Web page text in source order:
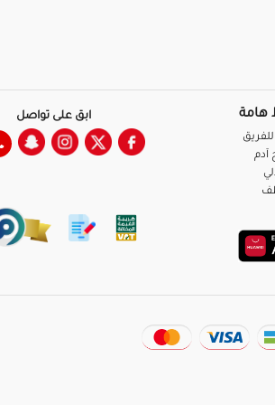
هامة
آدم
ابق على تواصل